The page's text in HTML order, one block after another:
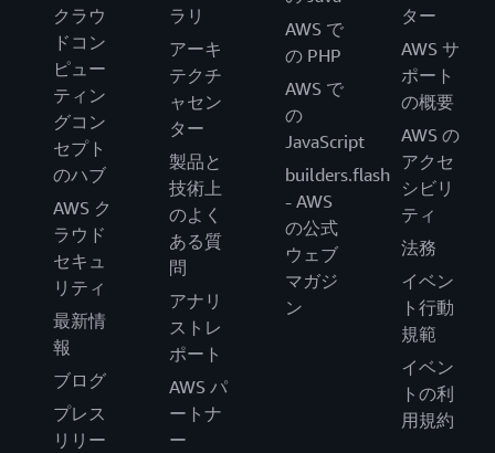
クラウ
ドコン
ピュー
ティン
グコン
セプト
のハブ
AWS ク
ラウド
セキュ
リティ
最新情
報
ブログ
プレス
リリー
ラリ
アーキ
テクチ
ャセン
ター
製品と
技術上
のよく
ある質
問
アナリ
ストレ
ポート
AWS パ
ートナ
ー
AWS で
の PHP
AWS で
の
JavaScript
builders.flash
- AWS
の公式
ウェブ
マガジ
ン
ター
AWS サ
ポート
の概要
AWS の
アクセ
シビリ
ティ
法務
イベン
ト行動
規範
イベン
トの利
用規約